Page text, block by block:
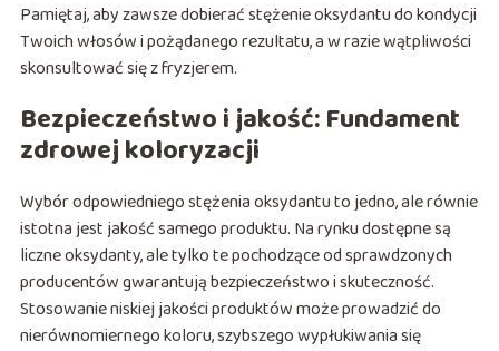
Pamiętaj, aby zawsze dobierać stężenie oksydantu do kondycji
Twoich włosów i pożądanego rezultatu, a w razie wątpliwości
skonsultować się z fryzjerem.
Bezpieczeństwo i jakość: Fundament
zdrowej koloryzacji
Wybór odpowiedniego stężenia oksydantu to jedno, ale równie
istotna jest jakość samego produktu. Na rynku dostępne są
liczne oksydanty, ale tylko te pochodzące od sprawdzonych
producentów gwarantują bezpieczeństwo i skuteczność.
Stosowanie niskiej jakości produktów może prowadzić do
nierównomiernego koloru, szybszego wypłukiwania się